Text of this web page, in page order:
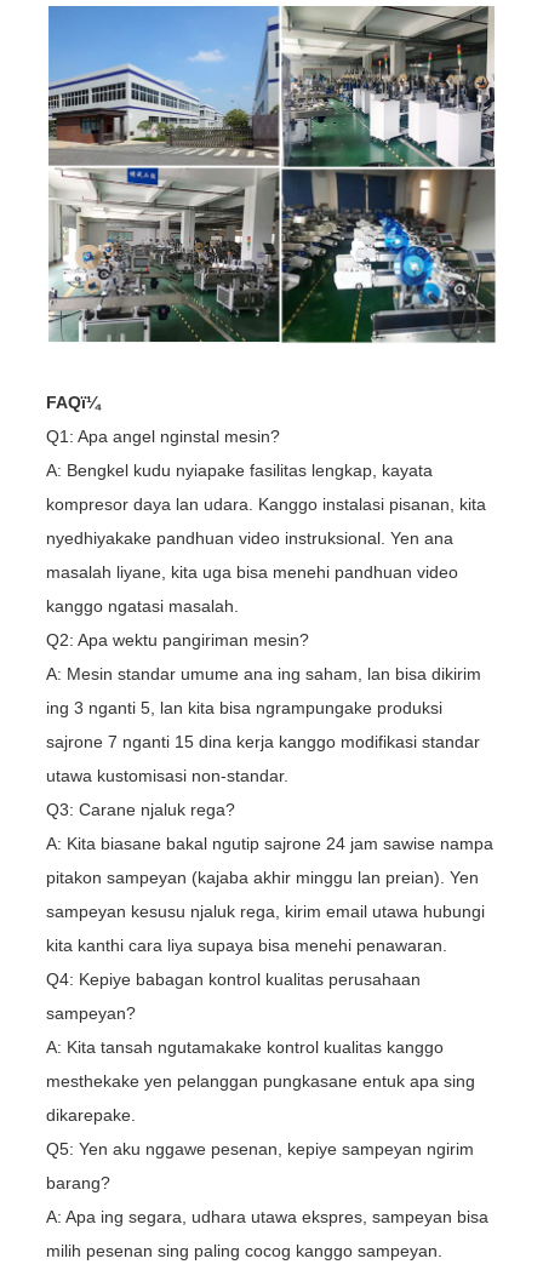
FAQï¼
Q1: Apa angel nginstal mesin?
A: Bengkel kudu nyiapake fasilitas lengkap, kayata
kompresor daya lan udara. Kanggo instalasi pisanan, kita
nyedhiyakake pandhuan video instruksional. Yen ana
masalah liyane, kita uga bisa menehi pandhuan video
kanggo ngatasi masalah.
Q2: Apa wektu pangiriman mesin?
A: Mesin standar umume ana ing saham, lan bisa dikirim
ing 3 nganti 5, lan kita bisa ngrampungake produksi
sajrone 7 nganti 15 dina kerja kanggo modifikasi standar
utawa kustomisasi non-standar.
Q3: Carane njaluk rega?
A: Kita biasane bakal ngutip sajrone 24 jam sawise nampa
pitakon sampeyan (kajaba akhir minggu lan preian). Yen
sampeyan kesusu njaluk rega, kirim email utawa hubungi
kita kanthi cara liya supaya bisa menehi penawaran.
Q4: Kepiye babagan kontrol kualitas perusahaan
sampeyan?
A: Kita tansah ngutamakake kontrol kualitas kanggo
mesthekake yen pelanggan pungkasane entuk apa sing
dikarepake.
Q5: Yen aku nggawe pesenan, kepiye sampeyan ngirim
barang?
A: Apa ing segara, udhara utawa ekspres, sampeyan bisa
milih pesenan sing paling cocog kanggo sampeyan.